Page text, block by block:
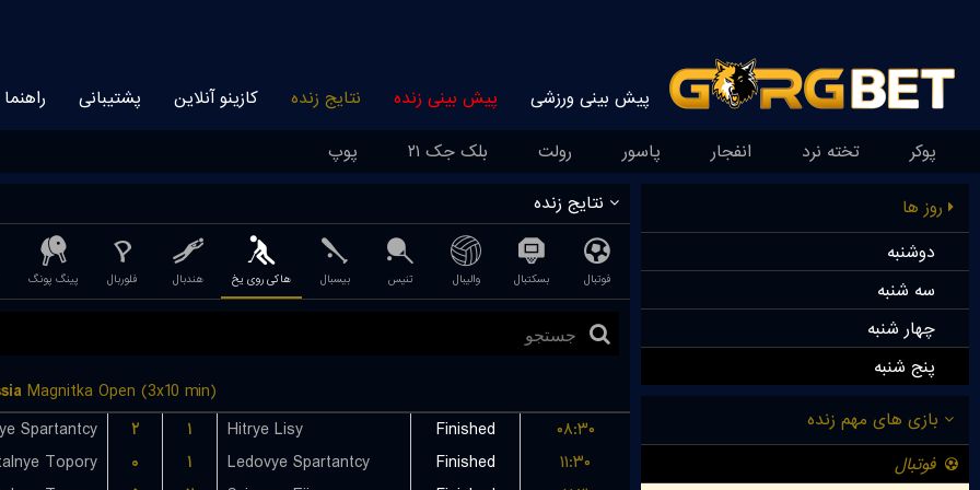
پیش بینی ورزشی پیش بینی زنده نتایج زنده کازینو آنلاین پشتیبانی راهنما
پوکر تخته نرد انفجار پاسور رولت بلک جک ۲۱ پوپ
روز ها
دوشنبه
سه شنبه
چهار شنبه
پنج شنبه
نتایج زنده
فوتبال بسکتبال والیبال تنیس بیسبال هاکی روی یخ هندبال فلوربال پینگ پونگ
Magnitka Open (3x10 min)
Spartantcy
۲ ۱ Hitrye Lisy Finished
۰۸:۳۰
Topory
۰ ۱ Ledovye Spartantcy Finished
۱۱:۳۰